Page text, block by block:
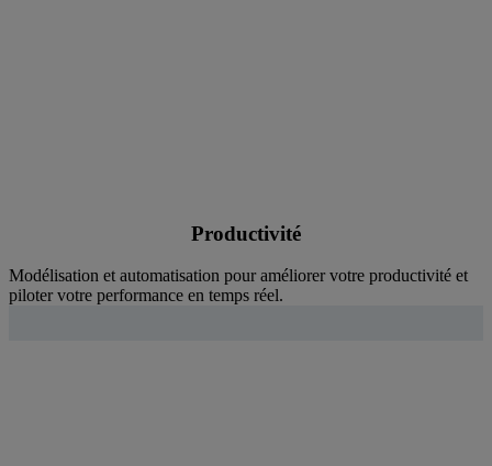
Productivité
Modélisation et automatisation pour améliorer votre productivité et
piloter votre performance en temps réel.